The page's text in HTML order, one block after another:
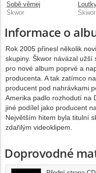
Sobě věrnej
Škwor
Škwor
Informace o
Rok 2005 přinesl několik
skupiny. Škwor návázal
pro nové album poprvé a
producenta. A tak zatímco
producent pod nahrávkami
Amerika padlo rozhodutí na
jiné podílel jako producent
Největším hitem byla titulní
zdařilým videoklipem.
Doprovodné